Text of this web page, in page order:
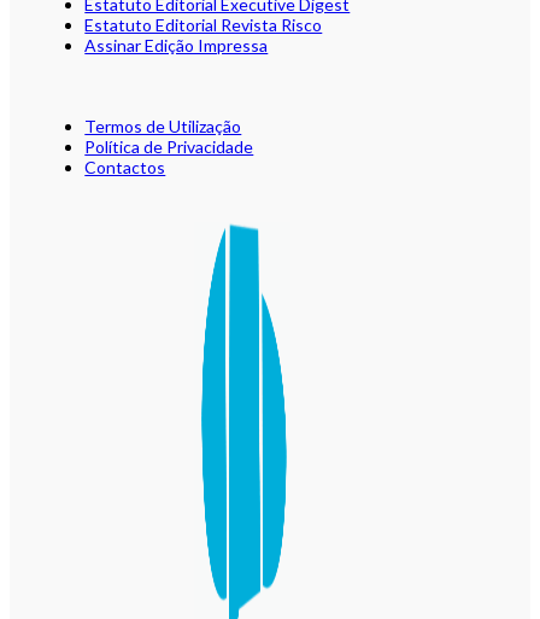
Estatuto Editorial Executive Digest
Estatuto Editorial Revista Risco
Assinar Edição Impressa
Termos de Utilização
Política de Privacidade
Contactos